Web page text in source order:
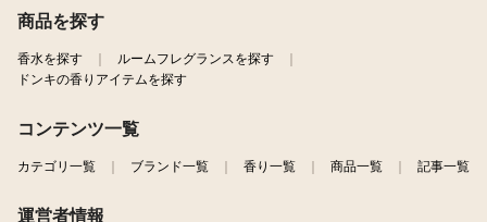
商品を探す
香水を探す
ルームフレグランスを探す
ドンキの香りアイテムを探す
コンテンツ一覧
カテゴリ一覧 ブランド一覧 香り一覧 商品一覧 記事一覧
運営者情報